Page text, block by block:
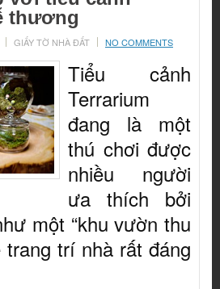
thương
GIẤY TỜ NHÀ ĐẤT NO COMMENTS
Tiểu cảnh
Terrarium
đang là một
thú chơi được
nhiều người
ưa thích bởi
một “khu vườn thu
trang trí nhà rất đáng